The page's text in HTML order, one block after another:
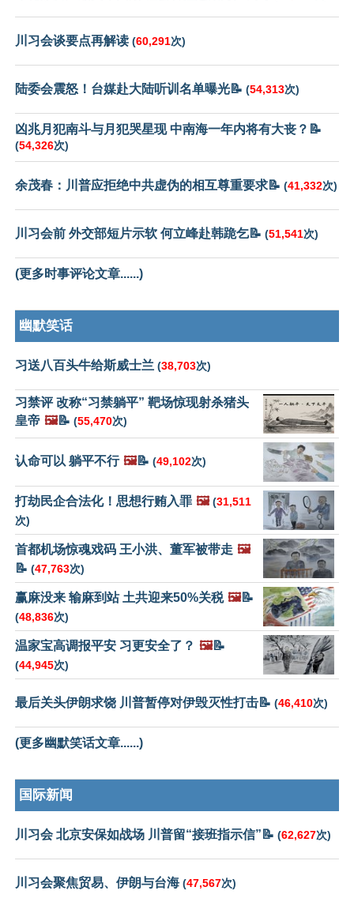
川习会谈要点再解读 (60,291次)
陆委会震怒！台媒赴大陆听训名单曝光📝 (54,313次)
凶兆月犯南斗与月犯哭星现 中南海一年内将有大丧？📝
(54,326次)
余茂春：川普应拒绝中共虚伪的相互尊重要求📝 (41,332次)
川习会前 外交部短片示软 何立峰赴韩跪乞📝 (51,541次)
(更多时事评论文章......)
幽默笑话
习送八百头牛给斯威士兰 (38,703次)
习禁评 改称“习禁躺平” 靶场惊现射杀猪头
皇帝 🖼️📝 (55,470次)
认命可以 躺平不行 🖼️📝 (49,102次)
打劫民企合法化！思想行贿入罪 🖼️ (31,511
次)
首都机场惊魂戏码 王小洪、董军被带走 🖼️
📝 (47,763次)
赢麻没来 输麻到站 土共迎来50%关税 🖼️📝
(48,836次)
温家宝高调报平安 习更安全了？ 🖼️📝
(44,945次)
最后关头伊朗求饶 川普暂停对伊毁灭性打击📝 (46,410次)
(更多幽默笑话文章......)
国际新闻
川习会 北京安保如战场 川普留“接班指示信”📝 (62,627次)
川习会聚焦贸易、伊朗与台海 (47,567次)